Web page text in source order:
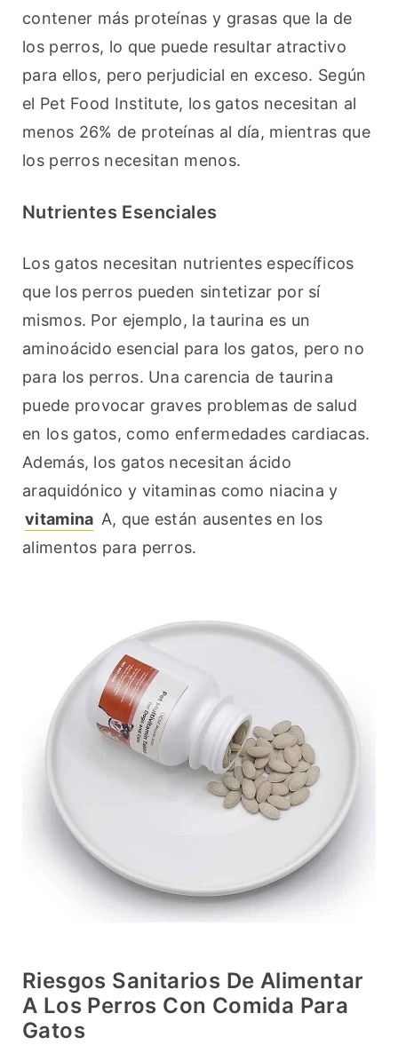
contener más proteínas y grasas que la de
los perros, lo que puede resultar atractivo
para ellos, pero perjudicial en exceso. Según
el Pet Food Institute, los gatos necesitan al
menos 26% de proteínas al día, mientras que
los perros necesitan menos.
Nutrientes Esenciales
Los gatos necesitan nutrientes específicos
que los perros pueden sintetizar por sí
mismos. Por ejemplo, la taurina es un
aminoácido esencial para los gatos, pero no
para los perros. Una carencia de taurina
puede provocar graves problemas de salud
en los gatos, como enfermedades cardiacas.
Además, los gatos necesitan ácido
vitamina A, que están ausentes en los
alimentos para perros.
Riesgos Sanitarios De Alimentar
A Los Perros Con Comida Para
Gatos